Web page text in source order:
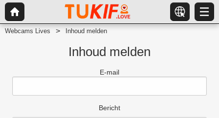
Webcams Lives Inhoud melden
Inhoud melden
E-mail
Bericht